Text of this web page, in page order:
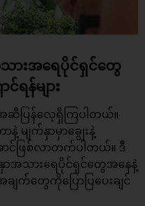
းအရေပိုင်ရှင်တွေ
န်များ
ဆီပြန်လေ့ရှိကြပါတယ်။
မျက်နှာမှာချွေးနဲ့
င်ဖြစ်လာတက်ပါတယ်။ ဒီ
အသားရေပိုင်ရှင်တွေအနေနဲ့
က်တွေကိုပြောပြပေးချင်